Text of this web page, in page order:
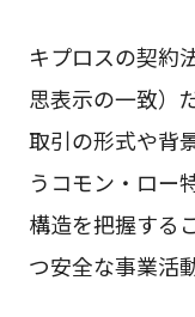
キプロスの契約
思表示の一致）
取引の形式や背
うコモン・ロー
構造を把握する
つ安全な事業活